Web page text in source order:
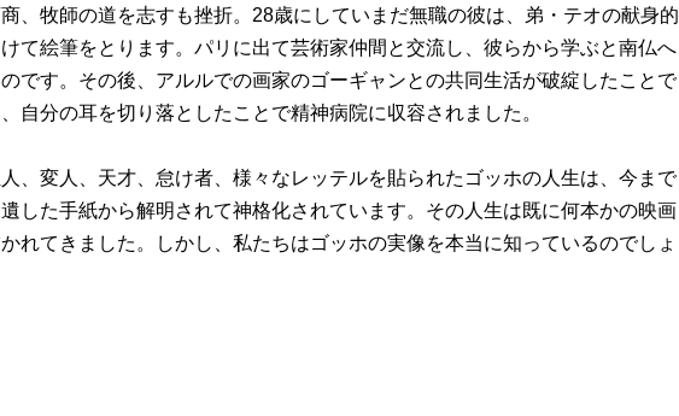
、牧師の道を志すも挫折。28歳にしていまだ無職の彼は、弟・テオの献身的
て絵筆をとります。パリに出て芸術家仲間と交流し、彼らから学ぶと南仏へ
です。その後、アルルでの画家のゴーギャンとの共同生活が破綻したことで
自分の耳を切り落としたことで精神病院に収容されました。
、変人、天才、怠け者、様々なレッテルを貼られたゴッホの人生は、今まで
した手紙から解明されて神格化されています。その人生は既に何本かの映画
れてきました。しかし、私たちはゴッホの実像を本当に知っているのでしょ